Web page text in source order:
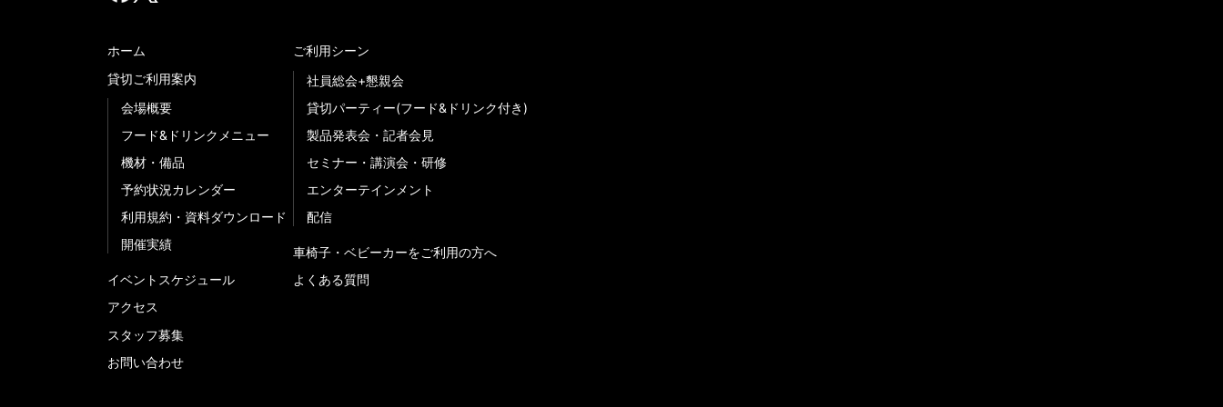
ホーム
貸切ご利用案内
会場概要
フード&ドリンクメニュー
機材・備品
予約状況カレンダー
利用規約・資料ダウンロード
開催実績
イベントスケジュール
アクセス
スタッフ募集
お問い合わせ
ご利用シーン
社員総会+懇親会
貸切パーティー(フード&ドリンク付き)
製品発表会・記者会見
セミナー・講演会・研修
エンターテインメント
配信
車椅子・ベビーカーをご利用の方へ
よくある質問